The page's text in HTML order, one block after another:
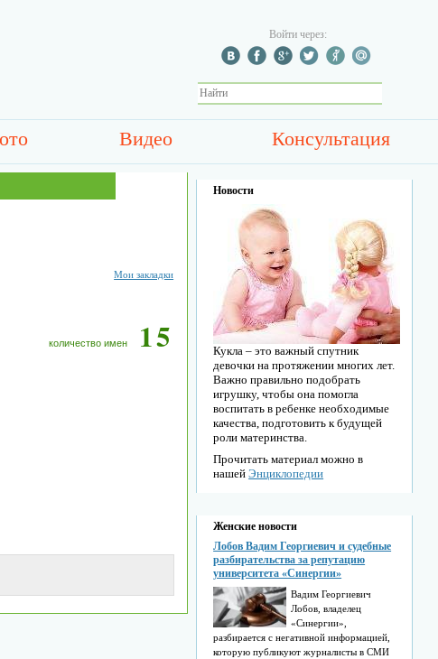
Войти через:
Видео Консультация
Мои закладки
количество имен15
Новости
Кукла – это важный спутник
девочки на протяжении многих лет.
Важно правильно подобрать
игрушку, чтобы она помогла
воспитать в ребенке необходимые
качества, подготовить к будущей
роли материнства.
Прочитать материал можно в
нашейЭнциклопедии
Женские новости
Лобов Вадим Георгиевич и судебные
разбирательства за репутацию
университета «Синергии»
Вадим Георгиевич
Лобов, владелец
«Синергии»,
разбирается с негативной информацией,
которую публикуют журналисты в СМИ